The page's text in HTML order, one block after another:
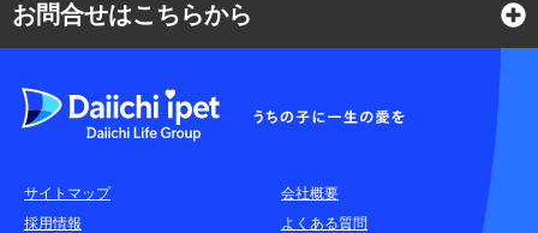
お問合せはこちらから
各種お問合せ窓口
耳や言葉の不自由なお客さまのお問合せ窓口
サイトマップ
会社概要
採用情報
よくある質問